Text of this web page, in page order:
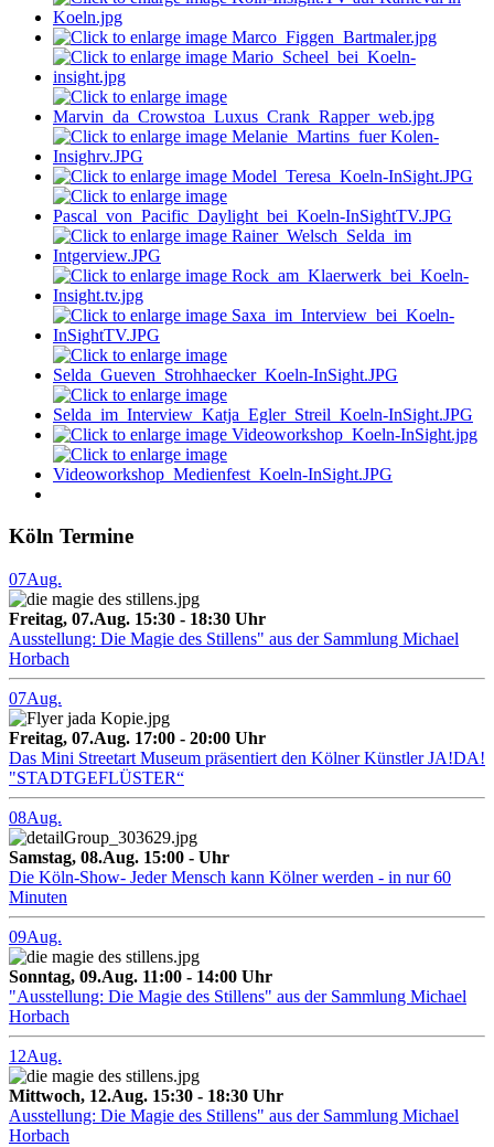
Köln Termine
07Aug.
Freitag, 07.Aug. 15:30 - 18:30 Uhr
Ausstellung: Die Magie des Stillens" aus der Sammlung Michael
Horbach
07Aug.
Freitag, 07.Aug. 17:00 - 20:00 Uhr
Das Mini Streetart Museum präsentiert den Kölner Künstler JA!DA!
"STADTGEFLÜSTER“
08Aug.
Samstag, 08.Aug. 15:00 - Uhr
Die Köln-Show- Jeder Mensch kann Kölner werden - in nur 60
Minuten
09Aug.
Sonntag, 09.Aug. 11:00 - 14:00 Uhr
"Ausstellung: Die Magie des Stillens" aus der Sammlung Michael
Horbach
12Aug.
Mittwoch, 12.Aug. 15:30 - 18:30 Uhr
Ausstellung: Die Magie des Stillens" aus der Sammlung Michael
Horbach